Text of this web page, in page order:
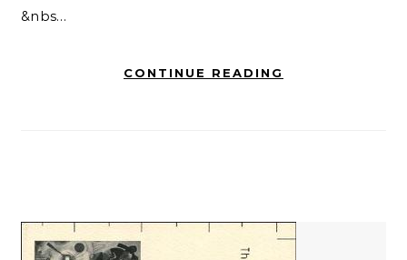
&nbs…
CONTINUE READING